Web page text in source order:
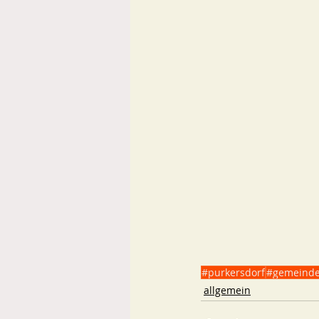
#purkersdorf
allgemein